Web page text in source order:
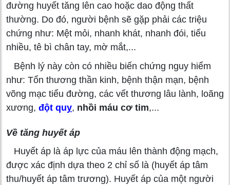
đường huyết tăng lên cao hoặc dao động thất
thường. Do đó, người bệnh sẽ gặp phải các triệu
chứng như: Mệt mỏi, nhanh khát, nhanh đói, tiểu
nhiều, tê bì chân tay, mờ mắt,...
Bệnh lý này còn có nhiều biến chứng nguy hiểm
như: Tổn thương thần kinh, bệnh thận mạn, bệnh
võng mạc tiểu đường, các vết thương lâu lành, loãng
xương, đột quỵ, nhồi máu cơ tim,...
Về tăng huyết áp
Huyết áp là áp lực của máu lên thành động mạch,
được xác định dựa theo 2 chỉ số là (huyết áp tâm
thu/huyết áp tâm trương). Huyết áp của một người